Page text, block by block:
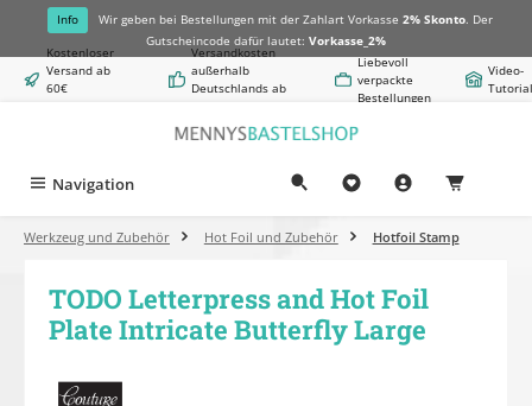
springen
Info Wir geben bei Bestellungen mit der Zahlart Vorkasse 2% Skonto. Der
Gutscheincode dafür lautet: Vorkasse_2%
Kostenloser
Versand ab
60€
Versandkosten
außerhalb
Deutschlands ab
Liebevoll
verpackte
Bestellungen
Video-
Navigation
Werkzeug und Zubehör Hot Foil und Zubehör Hotfoil Stamp
TODO Letterpress and Hot Foil
Plate Intricate Butterfly Large